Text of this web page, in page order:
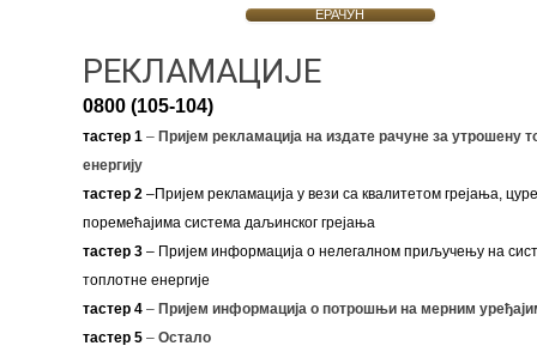
ЕРАЧУН
РЕКЛАМАЦИЈЕ
0800 (105-104)
тастер 1–Пријем рекламација на издате рачуне за утрошену
енергију
тастер 2–Пријем рекламација у вези са квалитетом грејања,
поремећајима система даљинског грејања
тастер 3– Пријем информација о нелегалном приључењу на
топлотне енергије
тастер 4 – Пријем информација о потрошњи на мерним
тастер 5 – Остало